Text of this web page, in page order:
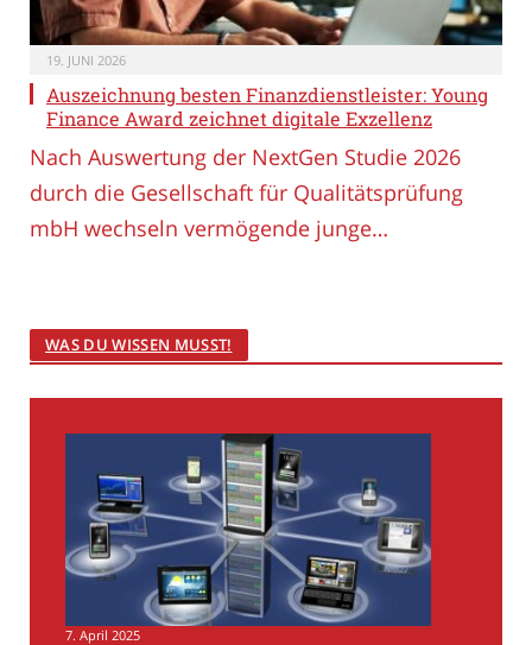
19. JUNI 2026
Auszeichnung besten Finanzdienstleister: Young
Finance Award zeichnet digitale Exzellenz
Nach Auswertung der NextGen Studie 2026
durch die Gesellschaft für Qualitätsprüfung
mbH wechseln vermögende junge…
WAS DU WISSEN MUSST!
7. April 2025